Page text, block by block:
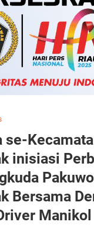
se-
inisiasi
Bersama
Manikol